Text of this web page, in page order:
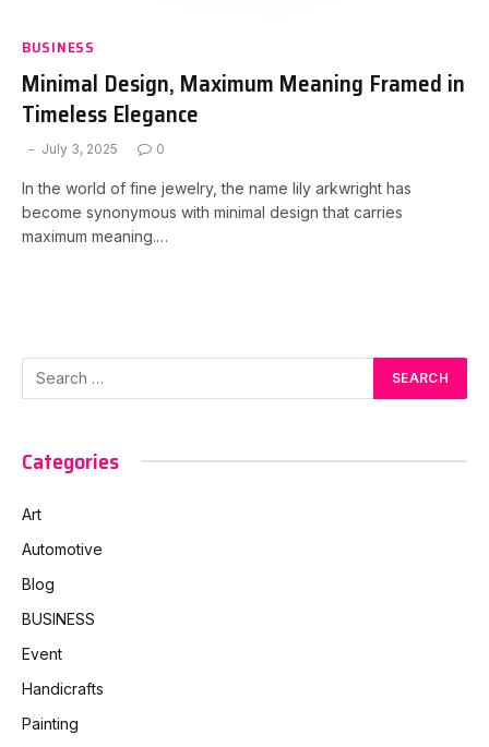
BUSINESS
Minimal Design, Maximum Meaning Framed in
Timeless Elegance
July 3, 2025 0
In the world of fine jewelry, the name lily arkwright has
become synonymous with minimal design that carries
maximum meaning.…
Categories
Art
Automotive
Blog
BUSINESS
Event
Handicrafts
Painting